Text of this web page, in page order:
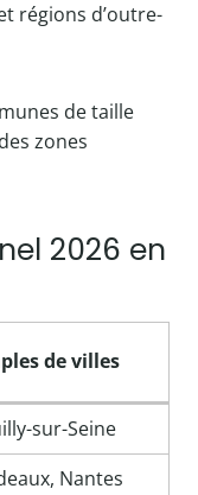
régions d’outre-
de taille
zones
2026 en
de villes
sur-Seine
Nantes